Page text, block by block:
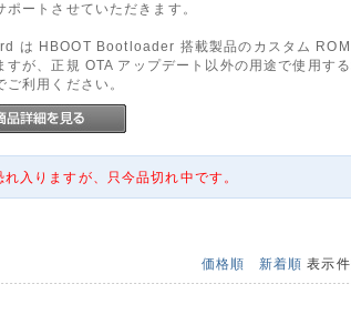
ポートさせていただきます。
は HBOOT Bootloader 搭載製品のカスタム ROM
すが、正規 OTA アップデート以外の用途で使用す
ご利用ください。
れ入りますが、只今品切れ中です。
価格順 新着順 表示